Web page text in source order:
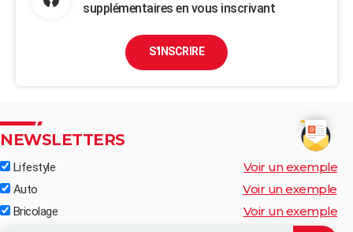
supplémentaires en vous inscrivant
S'INSCRIRE
NEWSLETTERS
Lifestyle Voir un exemple
Auto Voir un exemple
Bricolage Voir un exemple